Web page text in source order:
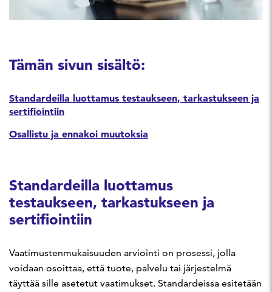
Tämän sivun sisältö:
Standardeilla luottamus testaukseen, tarkastukseen ja
sertifiointiin
Osallistu ja ennakoi muutoksia
Standardeilla luottamus
testaukseen, tarkastukseen ja
sertifiointiin
Vaatimustenmukaisuuden arviointi on prosessi, jolla
voidaan osoittaa, että tuote, palvelu tai järjestelmä
täyttää sille asetetut vaatimukset. Standardeissa esitetään